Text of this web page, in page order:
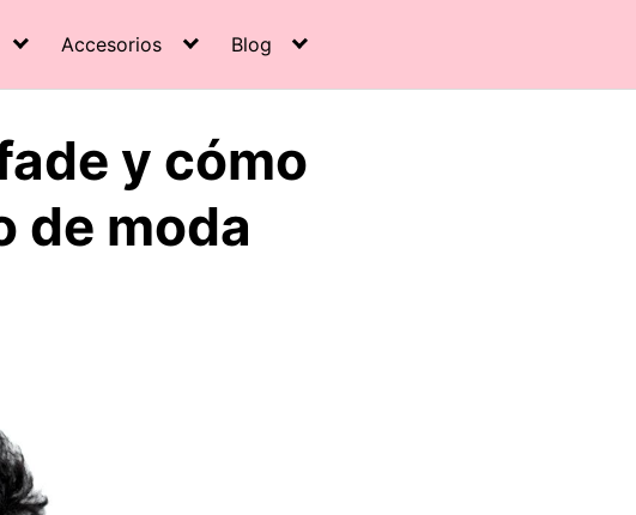
Accesorios Blog
y cómo
de moda